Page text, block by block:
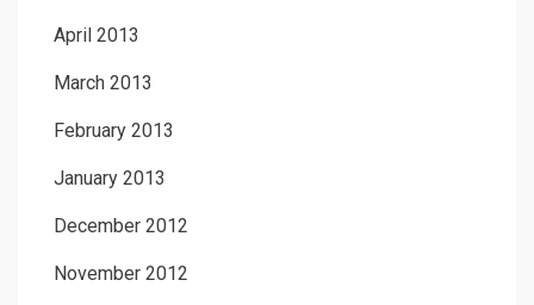
April 2013
March 2013
February 2013
January 2013
December 2012
November 2012